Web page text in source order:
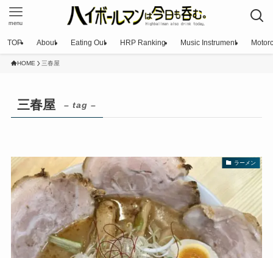
menu
TOP About Eating Out HRP Ranking Music Instrument
HOME 三春屋
三春屋 – tag –
ラーメン